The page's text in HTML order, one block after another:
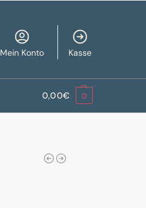
Mein Konto Kasse
0,00€ 0